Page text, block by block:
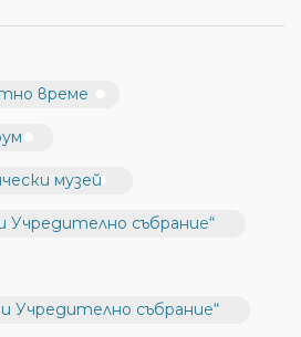
време
музей
Учредително събрание“
Учредително събрание“